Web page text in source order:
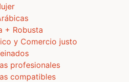
+ Robusta
y Comercio justo
profesionales
compatibles